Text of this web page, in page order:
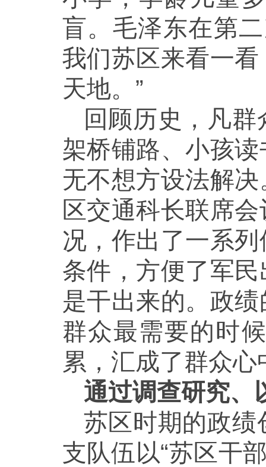
盲。毛泽东在第
我们苏区来看一
天地。”
回顾历史，凡
架桥铺路、小孩
无不想方设法解
区交通科长联席
况，作出了一系
条件，方便了军
是干出来的。政
群众最需要的时
累，汇成了群众
通过调查研究、
苏区时期的政
支队伍以“苏区干